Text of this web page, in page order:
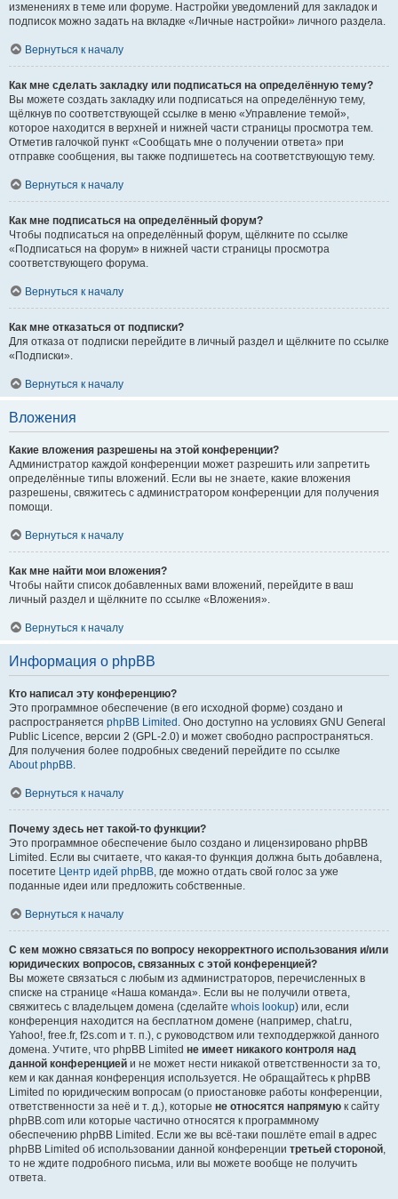
изменениях в теме или форуме. Настройки уведомлений для закладок и
подписок можно задать на вкладке «Личные настройки» личного раздела.
Вернуться к началу
Как мне сделать закладку или подписаться на определённую тему?
Вы можете создать закладку или подписаться на определённую тему,
щёлкнув по соответствующей ссылке в меню «Управление темой»,
которое находится в верхней и нижней части страницы просмотра тем.
Отметив галочкой пункт «Сообщать мне о получении ответа» при
отправке сообщения, вы также подпишетесь на соответствующую тему.
Вернуться к началу
Как мне подписаться на определённый форум?
Чтобы подписаться на определённый форум, щёлкните по ссылке
«Подписаться на форум» в нижней части страницы просмотра
соответствующего форума.
Вернуться к началу
Как мне отказаться от подписки?
Для отказа от подписки перейдите в личный раздел и щёлкните по ссылке
«Подписки».
Вернуться к началу
Вложения
Какие вложения разрешены на этой конференции?
Администратор каждой конференции может разрешить или запретить
определённые типы вложений. Если вы не знаете, какие вложения
разрешены, свяжитесь с администратором конференции для получения
помощи.
Вернуться к началу
Как мне найти мои вложения?
Чтобы найти список добавленных вами вложений, перейдите в ваш
личный раздел и щёлкните по ссылке «Вложения».
Вернуться к началу
Информация о phpBB
Кто написал эту конференцию?
Это программное обеспечение (в его исходной форме) создано и
распространяется phpBB Limited . Оно доступно на условиях GNU General
Public Licence, версии 2 (GPL-2.0) и может свободно распространяться.
Для получения более подробных сведений перейдите по ссылке
About phpBB.
Вернуться к началу
Почему здесь нет такой-то функции?
Это программное обеспечение было создано и лицензировано phpBB
Limited. Если вы считаете, что какая-то функция должна быть добавлена,
посетите Центр идей phpBB, где можно отдать свой голос за уже
поданные идеи или предложить собственные.
Вернуться к началу
С кем можно связаться по вопросу некорректного использования и/или
юридических вопросов, связанных с этой конференцией?
Вы можете связаться с любым из администраторов, перечисленных в
списке на странице «Наша команда». Если вы не получили ответа,
свяжитесь с владельцем домена (сделайте whois lookup) или, если
конференция находится на бесплатном домене (например, chat.ru,
Yahoo!, free.fr, f2s.com и т. п.), с руководством или техподдержкой данного
домена. Учтите, что phpBB Limited не имеет никакого контроля над
данной конференцией и не может нести никакой ответственности за то,
кем и как данная конференция используется. Не обращайтесь к phpBB
Limited по юридическим вопросам (о приостановке работы конференции,
ответственности за неё и т. д.), которые не относятся напрямую к сайту
phpBB.com или которые частично относятся к программному
обеспечению phpBB Limited. Если же вы всё-таки пошлёте email в адрес
phpBB Limited об использовании данной конференции третьей стороной,
то не ждите подробного письма, или вы можете вообще не получить
ответа.